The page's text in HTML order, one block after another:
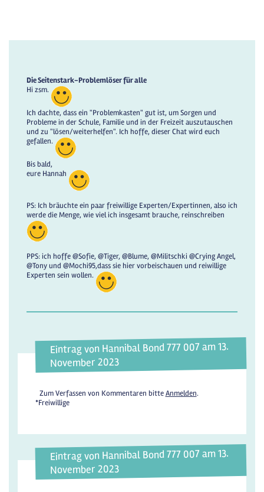
Die Seitenstark-Problemlöser für alle
Hi zsm.
Ich dachte, dass ein "Problemkasten" gut ist, um Sorgen und
Probleme in der Schule, Familie und in der Freizeit auszutauschen
und zu "lösen/weiterhelfen". Ich hoffe, dieser Chat wird euch
gefallen.
Bis bald,
eure Hannah
PS: Ich bräuchte ein paar freiwillige Experten/Expertinnen, also ich
werde die Menge, wie viel ich insgesamt brauche, reinschreiben
PPS: ich hoffe @Sofie, @Tiger, @Blume, @Militschki @Crying Angel,
@Tony und @Mochi95,dass sie hier vorbeischauen und reiwillige
Experten sein wollen.
Eintrag von Hannibal Bond 777 007 am 13.
November 2023
Zum Verfassen von Kommentaren bitteAnmelden.
*Freiwillige
Eintrag von Hannibal Bond 777 007 am 13.
November 2023